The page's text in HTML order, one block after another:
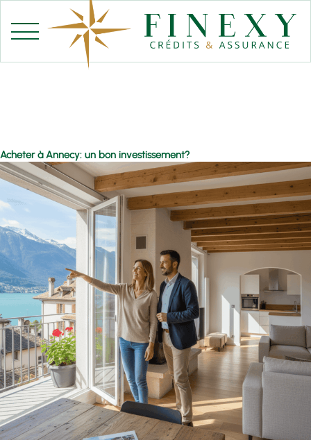
contenu
Acheter à Annecy: un bon investissement?